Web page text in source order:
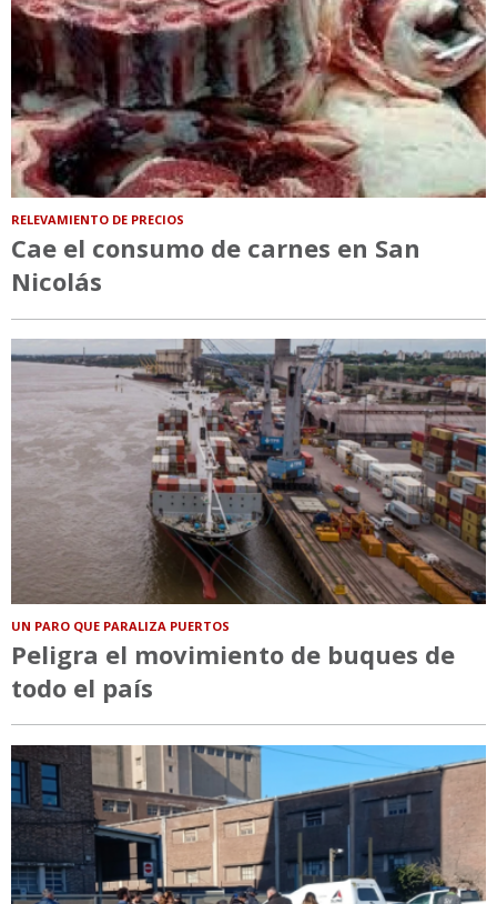
RELEVAMIENTO DE PRECIOS
Cae el consumo de carnes en San
Nicolás
UN PARO QUE PARALIZA PUERTOS
Peligra el movimiento de buques de
todo el país